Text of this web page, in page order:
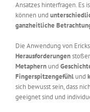
Ansatzes hinterfragen. Es
können und
ganzheitliche
Die Anwendung von
Herausforderungen
Metaphernund
Fingerspitzengefühlund
sich bewusst sein, dass
geeignet sind und